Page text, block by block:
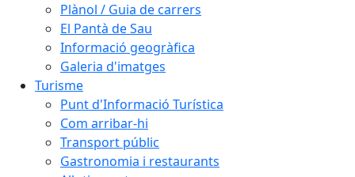
Plànol / Guia de carrers
El Pantà de Sau
Informació geogràfica
Galeria d'imatges
Turisme
Punt d'Informació Turística
Com arribar-hi
Transport públic
Gastronomia i restaurants